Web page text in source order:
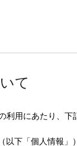
て
用にあたり、下
下「個人情報